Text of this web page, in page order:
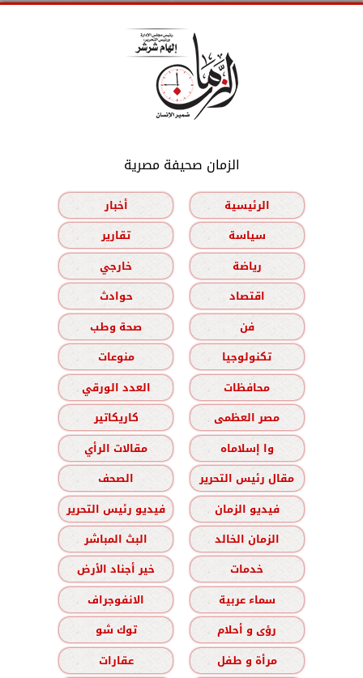
الزمان صحيفة مصرية
الرئيسية
أخبار
سياسة
تقارير
رياضة
خارجي
اقتصاد
حوادث
فن
صحة وطب
تكنولوجيا
منوعات
محافظات
العدد الورقي
مصر العظمى
كاريكاتير
وا إسلاماه
مقالات الرأي
مقال رئيس التحرير
الصحف
فيديو الزمان
فيديو رئيس التحرير
الزمان الخالد
البث المباشر
خدمات
خير أجناد الأرض
سماء عربية
الانفوجراف
رؤى و أحلام
توك شو
مرأة و طفل
عقارات